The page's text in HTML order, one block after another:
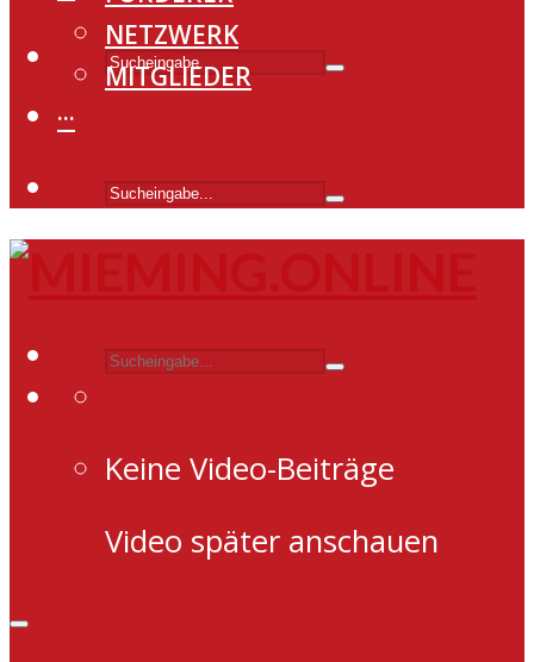
NETZWERK
MITGLIEDER
···
Keine Video-Beiträge
Video später anschauen